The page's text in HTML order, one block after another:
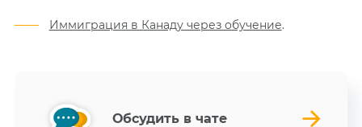
Иммиграция в Канаду через обучение.
Обсудить в чате